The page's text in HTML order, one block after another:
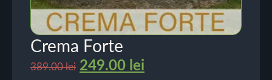
Crema Forte
389.00lei 249.00 lei